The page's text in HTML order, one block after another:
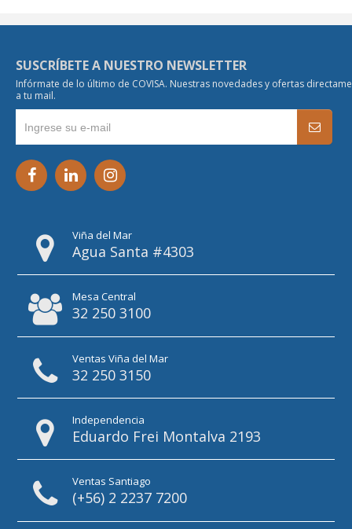
SUSCRÍBETE A NUESTRO NEWSLETTER
Infórmate de lo último de COVISA. Nuestras novedades y ofertas
a tu mail.
Viña del Mar
Agua Santa #4303
Mesa Central
32 250 3100
Ventas Viña del Mar
32 250 3150
Independencia
Eduardo Frei Montalva 2193
Ventas Santiago
(+56) 2 2237 7200